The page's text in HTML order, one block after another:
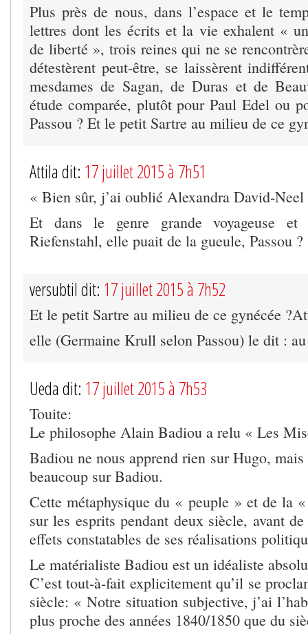
Plus près de nous, dans l’espace et le
lettres dont les écrits et la vie exhalent «
de liberté », trois reines qui ne se
détestèrent peut-être, se laissèrent
mesdames de Sagan, de Duras et de
étude comparée, plutôt pour Paul Edel ou
Passou ? Et le petit Sartre au milieu de ce
Attila dit: 17 juillet 2015 à 7h51
« Bien sûr, j’ai oublié Alexandra David-
Et dans le genre grande voyageuse et
Riefenstahl, elle puait de la gueule, Passou ?
versubtil dit: 17 juillet 2015 à 7h52
Et le petit Sartre au milieu de ce gynécée
elle (Germaine Krull selon Passou) le dit :
Ueda dit: 17 juillet 2015 à 7h53
Touite:
Le philosophe Alain Badiou a relu « Les
Badiou ne nous apprend rien sur Hugo,
beaucoup sur Badiou.
Cette métaphysique du « peuple » et de la
sur les esprits pendant deux siècle, avant
effets constatables de ses réalisations
Le matérialiste Badiou est un idéaliste
C’est tout-à-fait explicitement qu’il se
siècle: « Notre situation subjective, j’ai
plus proche des années 1840/1850 que du